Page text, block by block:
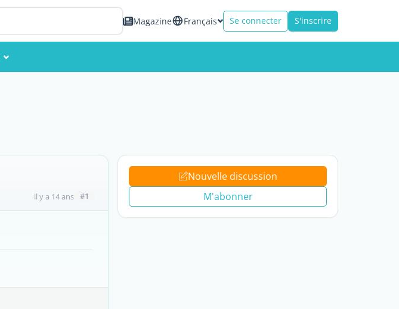
Magazine Français Se connecter S'inscrire
il y a 14 ans #1
Nouvelle discussion
M'abonner